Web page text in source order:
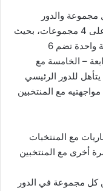
من كل مجموعة والدور
الرئيسي يتأهل له 24 منتخبًا يتم تقسيمهم على 4 مجموعات، بحيث
ينضم كل مجموعتين متجاورتين في مجموعة واحدة تضم 6
– الخامسة مع
للدور الرئيسي
مع المنتخبين
مع المنتخبات
أخرى مع المنتخبين
والثاني من كل مجموعة في الدور